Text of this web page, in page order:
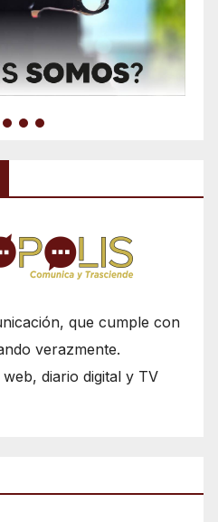
que cumple con
verazmente.
diario digital y TV